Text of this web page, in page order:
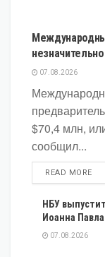
07.08.2026
$70,4 млн,
сообщил...
READ MORE
НБУ
Иоанна Павла
07.08.2026